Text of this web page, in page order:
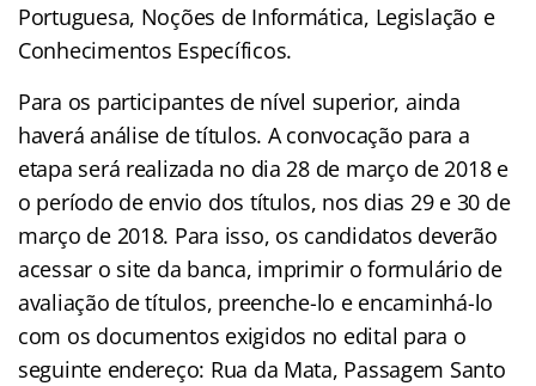
Portuguesa, Noções de Informática, Legislação e
Conhecimentos Específicos.
​Para os participantes de nível superior, ainda
haverá análise de títulos. A convocação para a
etapa será realizada no dia 28 de março de 2018 e
o período de envio dos títulos, nos dias 29 e 30 de
março de 2018. Para isso, os candidatos deverão
acessar o site da banca, imprimir o formulário de
avaliação de títulos, preenche-lo e encaminhá-lo
com os documentos exigidos no edital para o
seguinte endereço: Rua da Mata, Passagem Santo